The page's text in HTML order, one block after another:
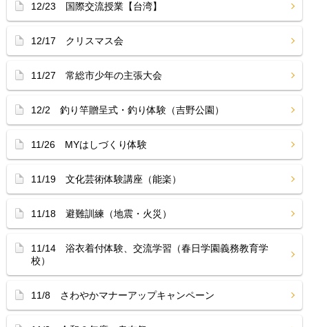
12/23 国際交流授業【台湾】
12/17 クリスマス会
11/27 常総市少年の主張大会
12/2 釣り竿贈呈式・釣り体験（吉野公園）
11/26 MYはしづくり体験
11/19 文化芸術体験講座（能楽）
11/18 避難訓練（地震・火災）
11/14 浴衣着付体験、交流学習（春日学園義務教育学
校）
11/8 さわやかマナーアップキャンペーン